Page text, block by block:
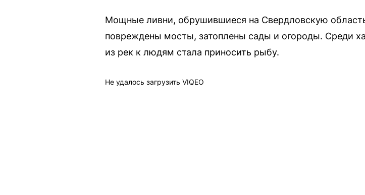
Мощные ливни, обрушившиеся на Свердловскую
повреждены мосты, затоплены сады и огороды. Среди
из рек к людям стала приносить рыбу.
Не удалось загрузить VIQEO